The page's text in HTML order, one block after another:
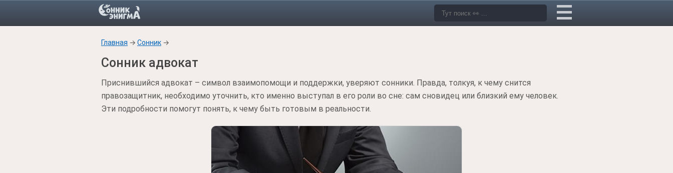
Главная → Сонник →
Сонник адвокат
Приснившийся адвокат – символ взаимопомощи и поддержки, уверяют сонники. Правда, толкуя, к чему снится
правозащитник, необходимо уточнить, кто именно выступал в его роли во сне: сам сновидец или близкий ему человек.
Эти подробности помогут понять, к чему быть готовым в реальности.